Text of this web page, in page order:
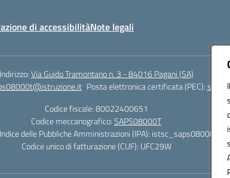
di accessibilitàNote legali
Indirizzo:Via Guido Tramontano n. 3 - 84016 Pagani (SA)
Posta elettronica certificata (PEC):
Codice fiscale: 80022400651
Codice meccanografico:SAPS08000T
delle Pubbliche Amministrazioni (IPA): istsc_saps08000t
Codice unico di fatturazione (CUF): UFC29W